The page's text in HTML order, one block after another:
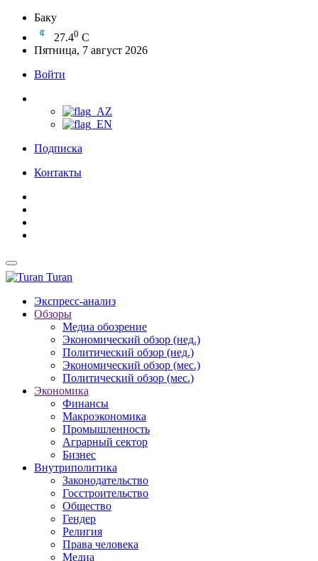
Баку
27.40 C
Пятница, 7 август 2026
Войти
Подписка
Контакты
Turan
Экспресс-анализ
Обзоры
Медиа обозрение
Экономический обзор (нед.)
Политический обзор (нед.)
Экономический обзор (мес.)
Политический обзор (мес.)
Экономика
Финансы
Макроэкономика
Промышленность
Аграрный сектор
Бизнес
Внутриполитика
Законодательство
Госстроительство
Общество
Гендер
Религия
Права человека
Медиа